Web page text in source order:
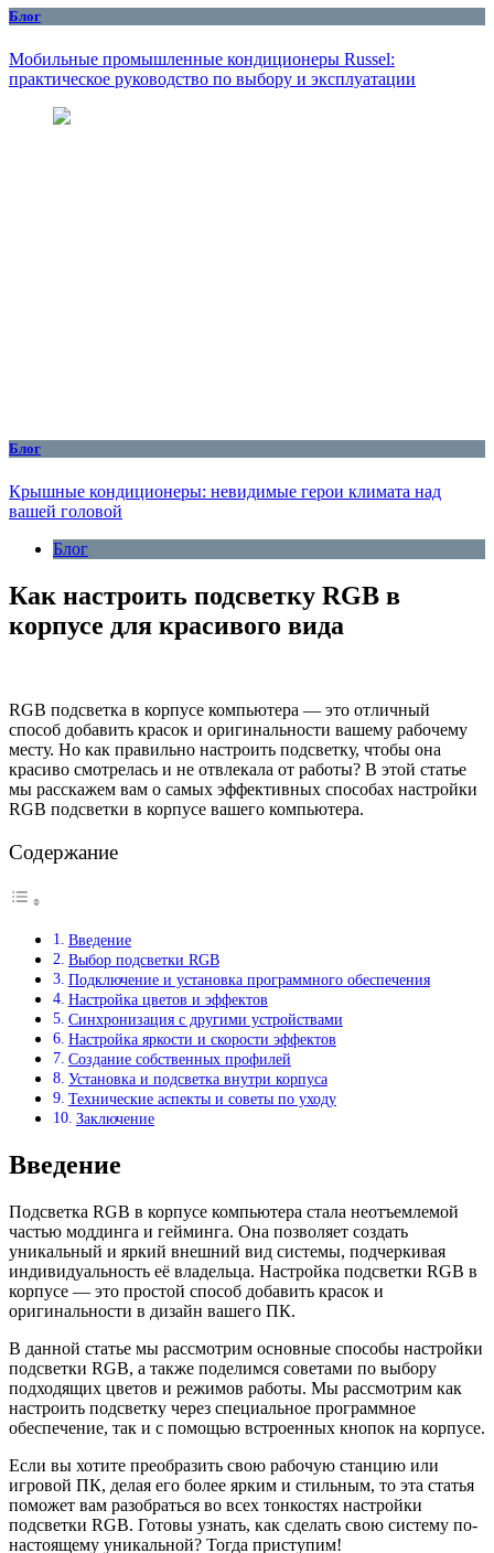
Блог
Мобильные промышленные кондиционеры Russel:
практическое руководство по выбору и эксплуатации
Блог
Крышные кондиционеры: невидимые герои климата над
вашей головой
Блог
Как настроить подсветку RGB в
корпусе для красивого вида
RGB подсветка в корпусе компьютера — это отличный
способ добавить красок и оригинальности вашему рабочему
месту. Но как правильно настроить подсветку, чтобы она
красиво смотрелась и не отвлекала от работы? В этой статье
мы расскажем вам о самых эффективных способах настройки
RGB подсветки в корпусе вашего компьютера.
Содержание
Введение
Выбор подсветки RGB
Подключение и установка программного обеспечения
Настройка цветов и эффектов
Синхронизация с другими устройствами
Настройка яркости и скорости эффектов
Создание собственных профилей
Установка и подсветка внутри корпуса
Технические аспекты и советы по уходу
Заключение
Введение
Подсветка RGB в корпусе компьютера стала неотъемлемой
частью моддинга и гейминга. Она позволяет создать
уникальный и яркий внешний вид системы, подчеркивая
индивидуальность её владельца. Настройка подсветки RGB в
корпусе — это простой способ добавить красок и
оригинальности в дизайн вашего ПК.
В данной статье мы рассмотрим основные способы настройки
подсветки RGB, а также поделимся советами по выбору
подходящих цветов и режимов работы. Мы рассмотрим как
настроить подсветку через специальное программное
обеспечение, так и с помощью встроенных кнопок на корпусе.
Если вы хотите преобразить свою рабочую станцию или
игровой ПК, делая его более ярким и стильным, то эта статья
поможет вам разобраться во всех тонкостях настройки
подсветки RGB. Готовы узнать, как сделать свою систему по-
настоящему уникальной? Тогда приступим!